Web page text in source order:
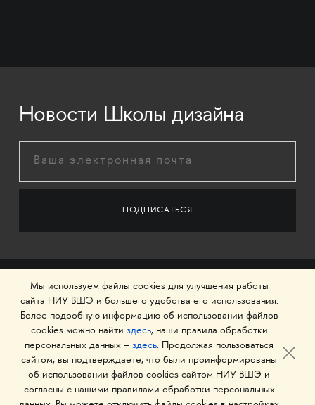
Новости Школы дизайна
© 1993–2026 Национальный исследовательский
университет «Высшая школа экономики»
Мы используем файлы cookies для улучшения работы
сайта НИУ ВШЭ и большего удобства его использования.
Более подробную информацию об использовании файлов
cookies можно найти здесь, наши правила обработки
персональных данных – здесь. Продолжая пользоваться
сайтом, вы подтверждаете, что были проинформированы
об использовании файлов cookies сайтом НИУ ВШЭ и
согласны с нашими правилами обработки персональных